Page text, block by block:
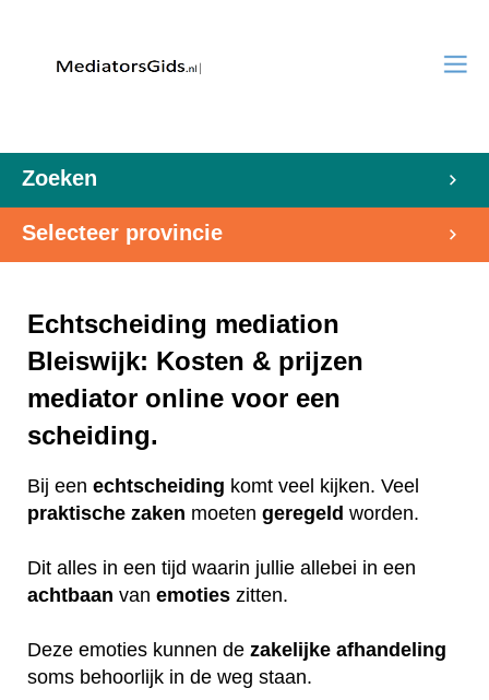
Zoeken
Selecteer provincie
Echtscheiding mediation
Bleiswijk: Kosten & prijzen
mediator online voor een
scheiding.
Bij een echtscheiding komt veel kijken. Veel
praktische zaken moeten geregeld worden.
Dit alles in een tijd waarin jullie allebei in een
achtbaan van emoties zitten.
Deze emoties kunnen de zakelijke afhandeling
soms behoorlijk in de weg staan.